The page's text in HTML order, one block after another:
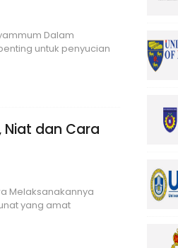
Dalam
untuk penyucian
Niat dan Cara
Melaksanakannya
yang amat